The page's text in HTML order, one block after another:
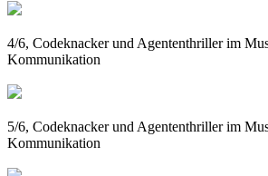
4/6, Codeknacker und Agententhriller im
Kommunikation
5/6, Codeknacker und Agententhriller im
Kommunikation